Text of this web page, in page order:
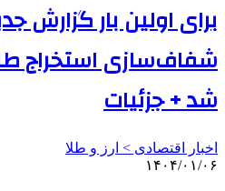
برای اولین بار گزارش
شفاف‌سازی استخراج
شد + جزئیات
اخبار اقتصادی > ارز و طلا
۱۴۰۴/۰۱/۰۶